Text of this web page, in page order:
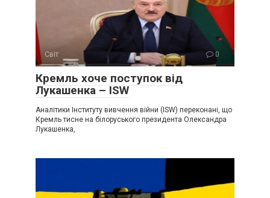
Світ 0
Крeмль хоче поступок від
Лукaшенка – ISW
Аналітики Інституту вивчення війни (ISW) переконані, що
Кремль тисне на білоруського президента Олександра
Лукашенка,